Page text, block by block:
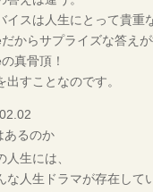
イスは人生にとって貴重
からサプライズな答え
真骨頂！
出すことなのです。
あるのか
人生には、
な人生ドラマが存在して